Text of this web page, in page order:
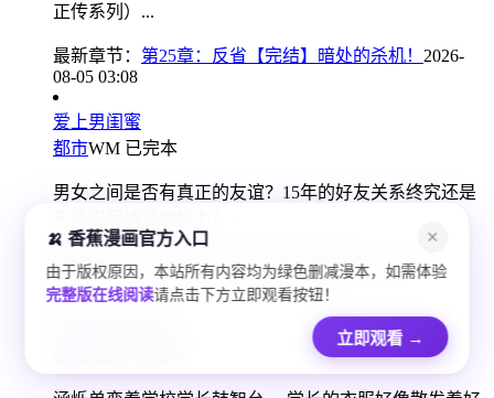
正传系列）...
最新章节： 第25章：反省【完结】暗处的杀机！ 2026-
08-05 03:08
爱上男闺蜜
都市WM 已完本
男女之间是否有真正的友谊？15年的好友关系终究还是
最新章节： 第107章：【外传】重回青空2026-08-05
04:08
🍌 香蕉漫画官方入口 ✕
由于版权原因，本站所有内容均为绿色删减漫本，如需体验
完整版在线阅读请点击下方立即观看按钮！
立即观看 →